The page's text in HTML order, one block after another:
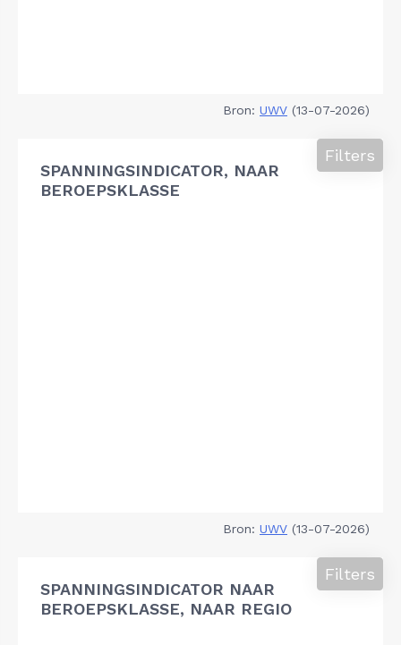
Bron: UWV (13-07-2026)
SPANNINGSINDICATOR, NAAR
BEROEPSKLASSE
Filters
Bron: UWV (13-07-2026)
SPANNINGSINDICATOR NAAR
BEROEPSKLASSE, NAAR REGIO
Filters